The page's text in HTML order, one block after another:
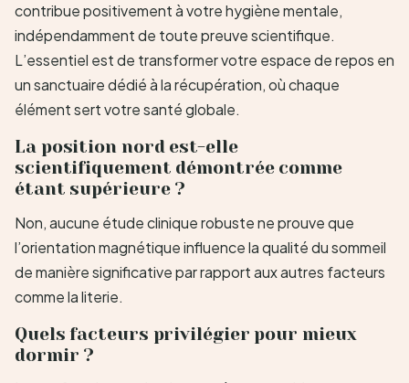
contribue positivement à votre hygiène mentale,
indépendamment de toute preuve scientifique.
L’essentiel est de transformer votre espace de repos en
un sanctuaire dédié à la récupération, où chaque
élément sert votre santé globale.
La position nord est-elle
scientifiquement démontrée comme
étant supérieure ?
Non, aucune étude clinique robuste ne prouve que
l’orientation magnétique influence la qualité du sommeil
de manière significative par rapport aux autres facteurs
comme la literie.
Quels facteurs privilégier pour mieux
dormir ?